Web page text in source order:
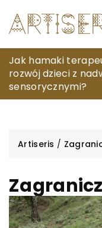
Jakie są kluczowe
profesjonalistów w
Jak hamaki
rozwój dzieci z
sensorycznymi?
Jak wykorzystać
MacBook Air dla
bezpieczeństwa?
Artiseris /